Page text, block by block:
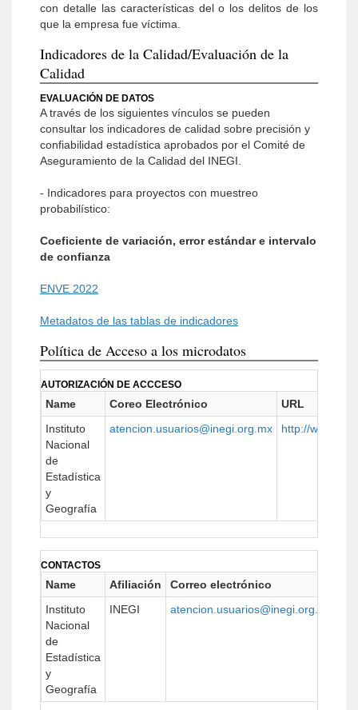
con detalle las características del o los delitos de los
que la empresa fue víctima.
Indicadores de la Calidad/Evaluación de la
Calidad
EVALUACIÓN DE DATOS
A través de los siguientes vínculos se pueden
consultar los indicadores de calidad sobre precisión y
confiabilidad estadística aprobados por el Comité de
Aseguramiento de la Calidad del INEGI.
- Indicadores para proyectos con muestreo
probabilístico:
Coeficiente de variación, error estándar e intervalo
de confianza
ENVE 2022
Metadatos de las tablas de indicadores
Política de Acceso a los microdatos
AUTORIZACIÓN DE ACCCESO
Name Coreo Electrónico
URL
Instituto
Nacional
de
Estadística
y
Geografía
atencion.usuarios@inegi.org.mx http://
CONTACTOS
Name Afiliación Correo electrónico
Instituto
Nacional
de
Estadística
y
Geografía
INEGI atencion.usuarios@inegi.org.mx